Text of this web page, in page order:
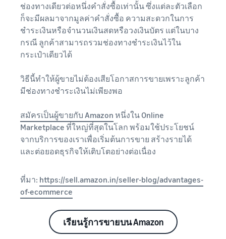
ช่องทางเดียวต่อหนึ่งคำสั่งซื้อเท่านั้น ซึ่งแต่ละตัวเลือก
ก็จะมีผลมาจากมูลค่าคำสั่งซื้อ ความสะดวกในการ
ชำระเงินหรือจำนวนเงินสดหรือวงเงินบัตร แต่ในบาง
กรณี ลูกค้าสามารถรวมช่องทางชำระเงินไว้ใน
กระเป๋าเดียวได้
วิธีนี้ทำให้ผู้ขายไม่ต้องเสียโอกาสการขายเพราะลูกค้า
มีช่องทางชำระเงินไม่เพียงพอ
สมัครเป็นผู้ขายกับ Amazon หนึ่งใน Online
Marketplace ที่ใหญ่ที่สุดในโลก พร้อมใช้ประโยชน์
จากบริการของเราเพื่อเริ่มต้นการขาย สร้างรายได้
และต่อยอดธุรกิจให้เติบโตอย่างต่อเนื่อง
ที่มา: https://sell.amazon.in/seller-blog/advantages-
of-ecommerce
เรียนรู้การขายบน Amazon